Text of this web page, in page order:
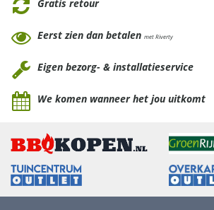
Gratis retour
Eerst zien dan betalen met Riverty
Eigen bezorg- & installatieservice
We komen wanneer het jou uitkomt